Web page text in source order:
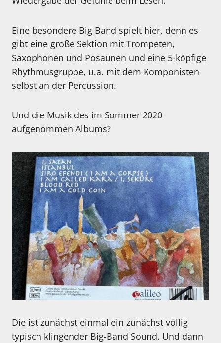
Eine besondere Big Band spielt hier, denn es
gibt eine große Sektion mit Trompeten,
Saxophonen und Posaunen und eine 5-köpfige
Rhythmusgruppe, u.a. mit dem Komponisten
selbst an der Percussion.
Und die Musik des im Sommer 2020
aufgenommen Albums?
Die ist zunächst einmal ein zunächst völlig
typisch klingender Big-Band Sound. Und dann